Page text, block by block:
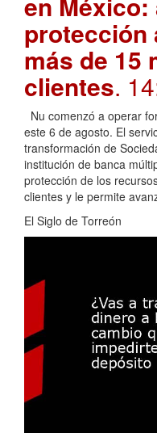
protección
más de 15
clientes.
Nu comenzó a operar
este 6 de agosto. El
transformación de
institución de banca
protección de los
clientes y le permite
El Siglo de Torreón